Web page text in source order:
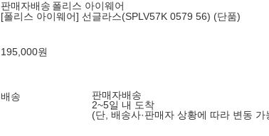
판매자배송 폴리스 아이웨어
[폴리스 아이웨어] 선글라스(SPLV57K 0579 56) (단품)
195,000원
배송
판매자배송
2~5일 내 도착
(단, 배송사·판매자 상황에 따라 변동 가